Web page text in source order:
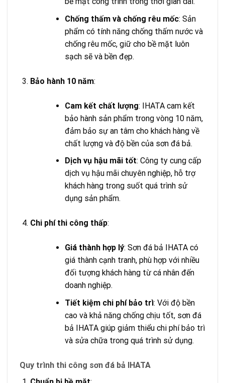
Chống thấm và chống rêu mốc: Sản
phẩm có tính năng chống thấm nước và
chống rêu mốc, giữ cho bề mặt luôn
sạch sẽ và bền đẹp.
Bảo hành 10 năm:
Cam kết chất lượng: IHATA cam kết
bảo hành sản phẩm trong vòng 10 năm,
đảm bảo sự an tâm cho khách hàng về
chất lượng và độ bền của sơn đá bả.
Dịch vụ hậu mãi tốt: Công ty cung cấp
dịch vụ hậu mãi chuyên nghiệp, hỗ trợ
khách hàng trong suốt quá trình sử
dụng sản phẩm.
Chi phí thi công thấp:
Giá thành hợp lý: Sơn đá bả IHATA có
giá thành cạnh tranh, phù hợp với nhiều
đối tượng khách hàng từ cá nhân đến
doanh nghiệp.
Tiết kiệm chi phí bảo trì: Với độ bền
cao và khả năng chống chịu tốt, sơn đá
bả IHATA giúp giảm thiểu chi phí bảo trì
và sửa chữa trong quá trình sử dụng.
Quy trình thi công sơn đá bả IHATA